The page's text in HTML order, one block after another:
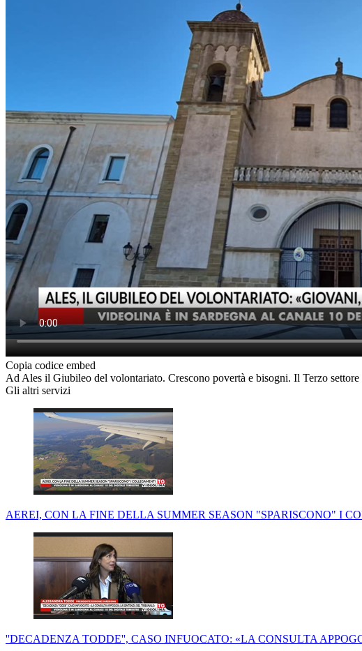
Copia codice embed
Ad Ales il Giubileo del volontariato. Crescono povertà e bisogni. Il Terzo
Gli altri servizi
AEREI, CON LA FINE DELLA SUMMER SEASON "SPARISCONO" I
''DECADENZA TODDE'', CASO INFUOCATO: «LA CONSULTA